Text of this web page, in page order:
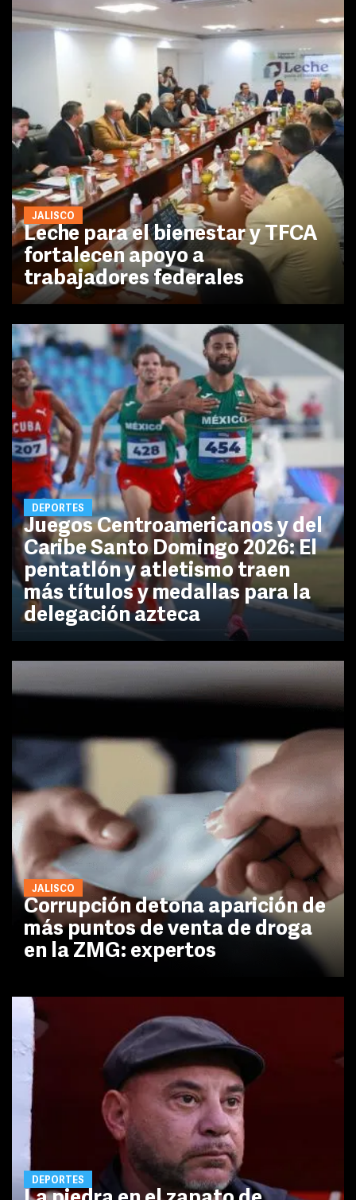
JALISCO
Leche para el bienestar y TFCA
fortalecen apoyo a
trabajadores federales
DEPORTES
Juegos Centroamericanos y del
Caribe Santo Domingo 2026: El
pentatlón y atletismo traen
más títulos y medallas para la
delegación azteca
JALISCO
Corrupción detona aparición de
más puntos de venta de droga
en la ZMG: expertos
DEPORTES